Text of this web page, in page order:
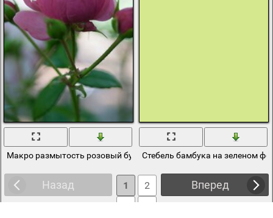
Макро размытость розовый бутон и зелёный стебель
Стебель бамбука на зеленом
Назад Вперед
1
2